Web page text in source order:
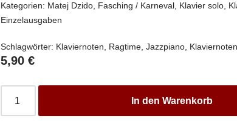
Kategorien: Matej Dzido Fasching / Karneval Klavier solo
Einzelausgaben
Schlagwörter: Klaviernoten Ragtime ,Jazzpiano
5,90€
In den Warenkorb